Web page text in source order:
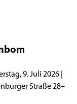
eines
1983 die Idee, eine